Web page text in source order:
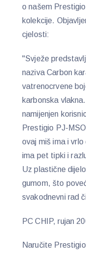
o našem
kolekcije.
cjelosti:
"Svježe
naziva Carbon
vatrenocrvene
karbonska
namijenjen
Prestigio PJ-
ovaj miš ima i
ima pet tipki i
Uz plastične
gumom, što
svakodnevni rad
PC CHIP, rujan
Naručite